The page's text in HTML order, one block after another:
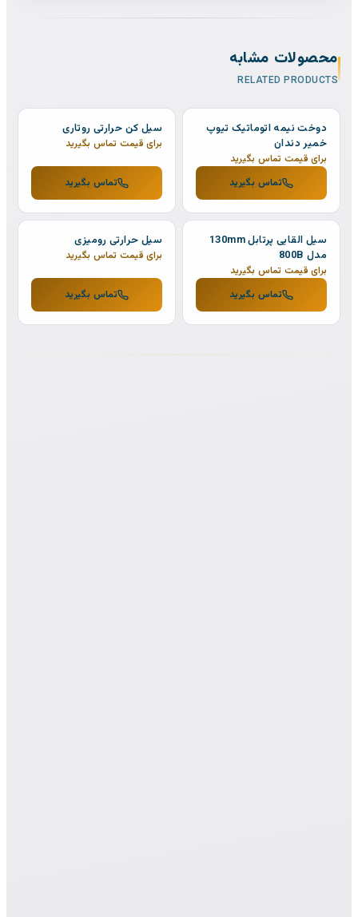
محصولات مشابه
RELATED PRODUCTS
دوخت نیمه اتوماتیک تیوپ
خمیر دندان
برای قیمت تماس بگیرید
تماس بگیرید
سیل کن حرارتی روتاری
برای قیمت تماس بگیرید
تماس بگیرید
سیل القایی پرتابل 130mm
مدل 800B
برای قیمت تماس بگیرید
تماس بگیرید
سیل حرارتی رومیزی
برای قیمت تماس بگیرید
تماس بگیرید